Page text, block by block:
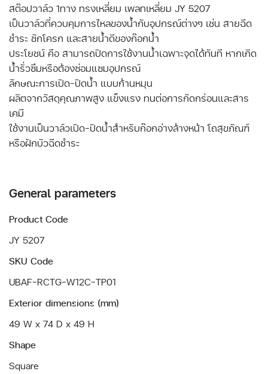
สต๊อปวาล์ว 1ทาง ทรงเหลี่ยม เพลทเหลี่ยม JY 5207
เป็นวาล์วที่ควบคุมการไหลของน้ำกับอุปกรณ์ต่างๆ เช่น สายฉีด
ชำระ ชักโครก และสายน้ำดีของก๊อกน้ำ
ประโยชน์ คือ สามารถปิดการใช้งานน้ำเฉพาะจุดได้ทันที หากเกิด
น้ำรั่วซึมหรือต้องซ่อมแซมอุปกรณ์
ลักษณะการเปิด-ปิดน้ำ แบบก้านหมุน
ผลิตจากวัสดุคุณภาพสูง แข็งแรง ทนต่อการกัดกร่อนและสาร
เคมี
ใช้งานเป็นวาล์วเปิด-ปิดน้ำสำหรับก๊อกอ่างล้างหน้า โถสุขภัณฑ์
หรือฝักบัวฉีดชำระ
General parameters
Product Code
JY 5207
SKU Code
UBAF-RCTG-W12C-TP01
Exterior dimensions (mm)
49 W x 74 D x 49 H
Shape
Square